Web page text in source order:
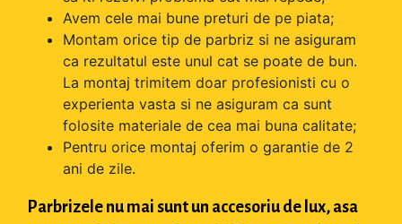
Avem cele mai bune preturi de pe piata;
Montam orice tip de parbriz si ne asiguram
ca rezultatul este unul cat se poate de bun.
La montaj trimitem doar profesionisti cu o
experienta vasta si ne asiguram ca sunt
folosite materiale de cea mai buna calitate;
Pentru orice montaj oferim o garantie de 2
ani de zile.
Parbrizele nu mai sunt un accesoriu de lux, asa